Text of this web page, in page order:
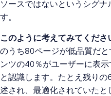
ソースではないというシグナ
す。
このように考えてみてくださ
のうち80ページが低品質だ
ンツの40％がユーザーに表
と認識します。たとえ残り
述され、最適化されていたと